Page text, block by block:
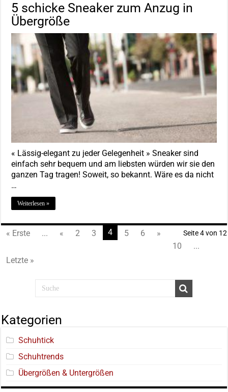
5 schicke Sneaker zum Anzug in
Übergröße
« Lässig-elegant zu jeder Gelegenheit » Sneaker sind
einfach sehr bequem und am liebsten würden wir sie den
ganzen Tag tragen! Soweit, so bekannt. Wäre es da nicht
…
Weiterlesen »
Seite 4 von 12
« Erste ... « 2 3 4 5 6
»
10
...
Letzte »
Kategorien
Schuhtick
Schuhtrends
Übergrößen & Untergrößen